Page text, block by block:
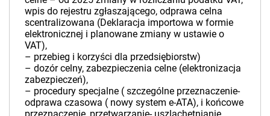
wpis do rejestru zgłaszającego, odprawa celna
scentralizowana (Deklaracja importowa w formie
elektronicznej i planowane zmiany w ustawie o
VAT),
– przebieg i korzyści dla przedsiębiorstw)
– dozór celny, zabezpieczenia celne (elektronizacja
zabezpieczeń),
– procedury specjalne ( szczególne przeznaczenie-
odprawa czasowa ( nowy system e-ATA), i końcowe